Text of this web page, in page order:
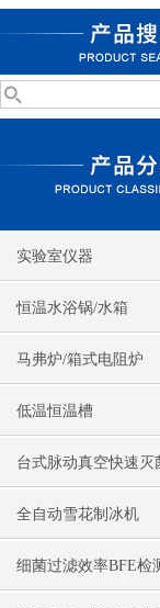
实验室仪器
恒温水浴锅/水箱
马弗炉/箱式电阻炉
低温恒温槽
台式脉动真空快速灭
全自动雪花制冰机
细菌过滤效率BFE检